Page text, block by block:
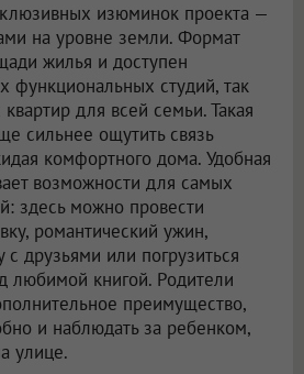
изюминок проекта —
на уровне земли. Формат
жилья и доступен
функциональных студий, так
для всей семьи. Такая
сильнее ощутить связь
комфортного дома. Удобная
возможности для самых
здесь можно провести
романтический ужин,
с друзьями или погрузиться
любимой книгой. Родители
преимущество,
и наблюдать за ребенком,
улице.